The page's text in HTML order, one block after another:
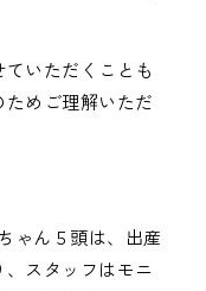
いただくことも
めご理解いただ
ゃん５頭は、出産
スタッフはモニ